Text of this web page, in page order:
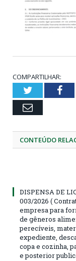
COMPARTILHAR:
Twitter
Email
CONTEÚDO
DISPENSA DE
003/2026 (
empresa para
de gêneros
perecíveis,
expediente,
copa e cozinha,
e posterior